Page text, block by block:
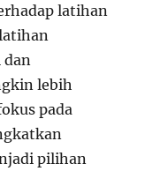
latihan
lebih
pada
pilihan